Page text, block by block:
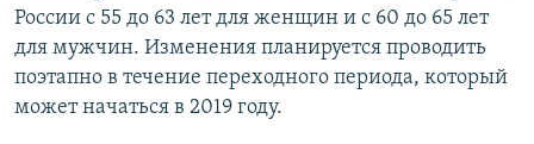
России с 55 до 63 лет для женщин и с 60 до 65 лет
для мужчин. Изменения планируется проводить
поэтапно в течение переходного периода, который
может начаться в 2019 году.